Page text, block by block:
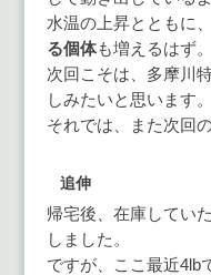
水温の上昇とともに
る個体も増えるはず。
次回こそは、多摩川
しみたいと思います。
それでは、また次回
追伸
帰宅後、在庫してい
しました。
ですが、ここ最近4lb